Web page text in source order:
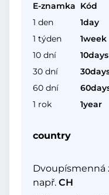
E-znamka Kód
1 den
1day
1 týden
1week
10 dní
10days
30 dní
60 dní
1 rok
1year
country
Dvoupísmenná
např. CH